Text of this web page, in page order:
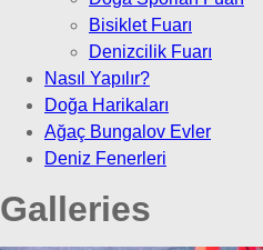
Bisiklet Fuarı
Denizcilik Fuarı
Nasıl Yapılır?
Doğa Harikaları
Ağaç Bungalov Evler
Deniz Fenerleri
Galleries